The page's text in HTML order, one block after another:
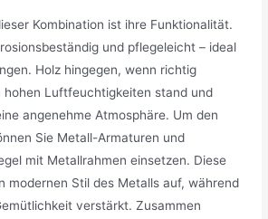
Kombination ist ihre Funktionalität.
und pflegeleicht – ideal
Holz hingegen, wenn richtig
hohen Luftfeuchtigkeiten stand und
angenehme Atmosphäre. Um den
Sie Metall-Armaturen und
mit Metallrahmen einsetzen. Diese
modernen Stil des Metalls auf, während
verstärkt. Zusammen